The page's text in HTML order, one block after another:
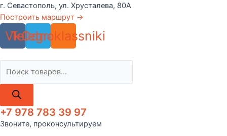
Перейти
к
содержимому
г. Севастополь, ул. Хрусталева, 80А
Построить маршрут →
Vk
Telegram
Odnoklassniki
товаров
+7 978 783 39 97
Звоните, проконсультируем